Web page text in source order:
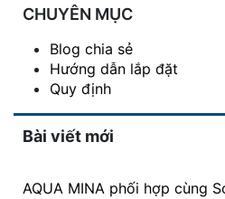
CHUYÊN MỤC
Blog chia sẻ
Hướng dẫn lắp đặt
Quy định
Bài viết mới
AQUA MINA phối hợp cùng